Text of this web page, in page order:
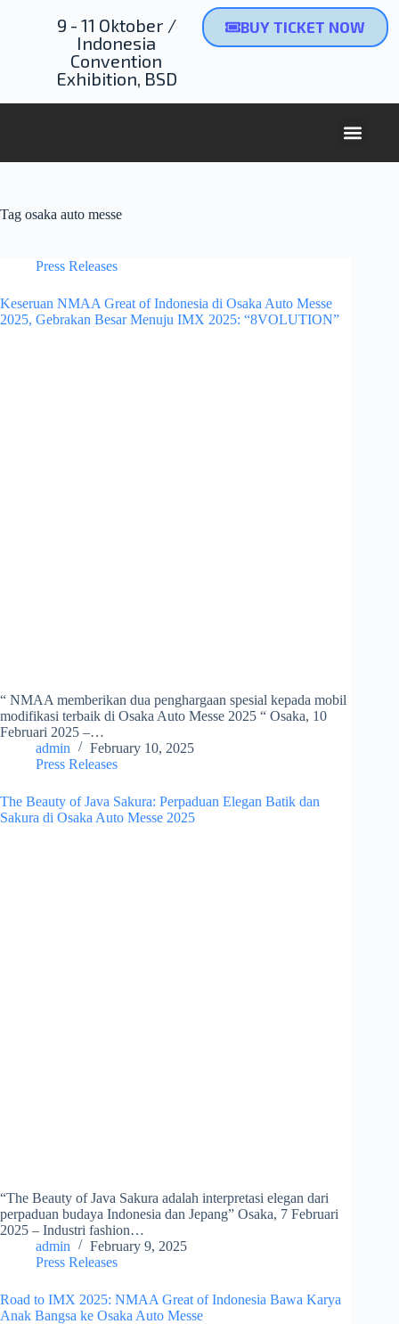
9 - 11 Oktober /
Indonesia
Convention
Exhibition, BSD
BUY TICKET NOW
Tag osaka auto messe
Press Releases
Keseruan NMAA Great of Indonesia di Osaka Auto Messe
2025, Gebrakan Besar Menuju IMX 2025: “8VOLUTION”
“ NMAA memberikan dua penghargaan spesial kepada mobil
modifikasi terbaik di Osaka Auto Messe 2025 “ Osaka, 10
Februari 2025 –…
admin
February 10, 2025
Press Releases
The Beauty of Java Sakura: Perpaduan Elegan Batik dan
Sakura di Osaka Auto Messe 2025
“The Beauty of Java Sakura adalah interpretasi elegan dari
perpaduan budaya Indonesia dan Jepang” Osaka, 7 Februari
2025 – Industri fashion…
admin
February 9, 2025
Press Releases
Road to IMX 2025: NMAA Great of Indonesia Bawa Karya
Anak Bangsa ke Osaka Auto Messe